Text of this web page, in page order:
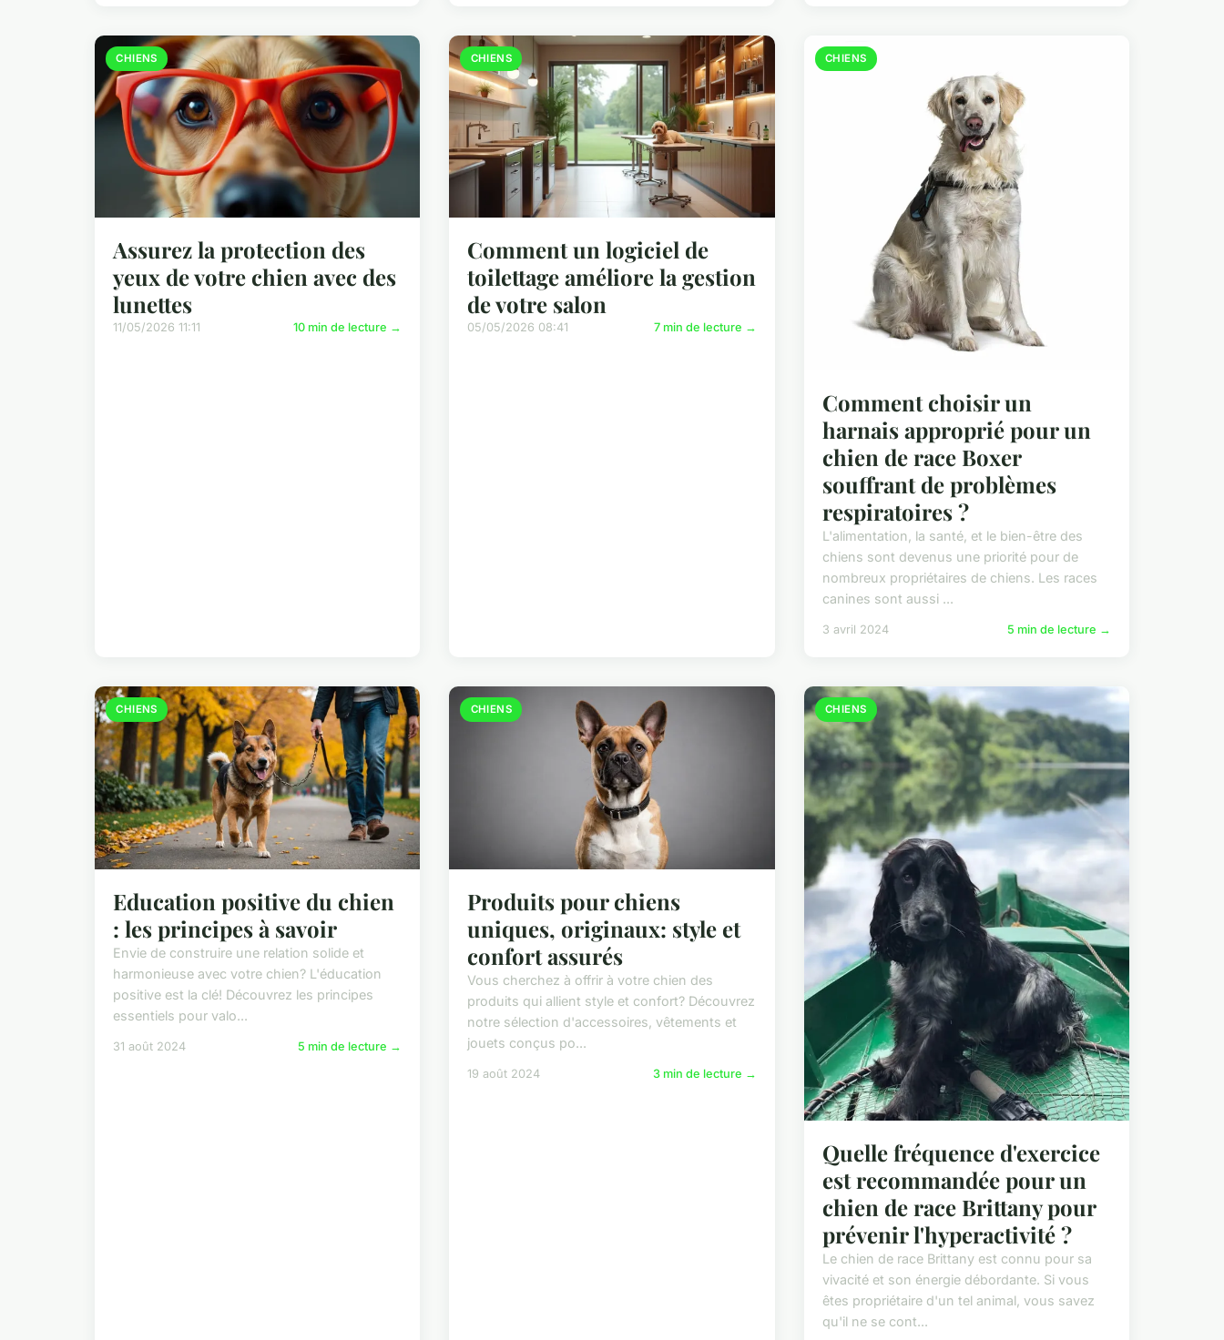
CHIENS
Assurez la protection des
yeux de votre chien avec des
lunettes
11/05/2026 11:11 10 min de lecture →
CHIENS
Comment un logiciel de
toilettage améliore la gestion
de votre salon
05/05/2026 08:41 7 min de lecture →
CHIENS
Comment choisir un
harnais approprié pour un
chien de race Boxer
souffrant de problèmes
respiratoires ?
L'alimentation, la santé, et le bien-être des
chiens sont devenus une priorité pour de
nombreux propriétaires de chiens. Les races
canines sont aussi ...
3 avril 2024 5 min de lecture →
CHIENS
Education positive du chien
: les principes à savoir
Envie de construire une relation solide et
harmonieuse avec votre chien? L'éducation
positive est la clé! Découvrez les principes
essentiels pour valo...
31 août 2024 5 min de lecture →
CHIENS
Produits pour chiens
uniques, originaux: style et
confort assurés
Vous cherchez à offrir à votre chien des
produits qui allient style et confort? Découvrez
notre sélection d'accessoires, vêtements et
jouets conçus po...
19 août 2024 3 min de lecture →
CHIENS
Quelle fréquence d'exercice
est recommandée pour un
chien de race Brittany pour
prévenir l'hyperactivité ?
Le chien de race Brittany est connu pour sa
vivacité et son énergie débordante. Si vous
êtes propriétaire d'un tel animal, vous savez
qu'il ne se cont...